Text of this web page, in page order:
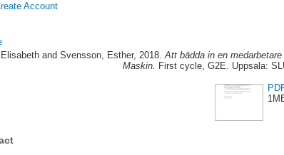
Account
and Svensson, Esther, 2018.Att bädda in en
Maskin. First cycle, G2E. Uppsala: